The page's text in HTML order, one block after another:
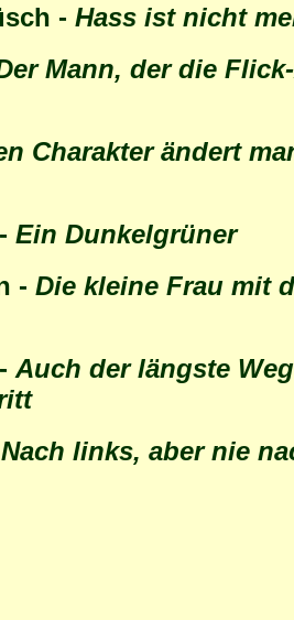
- Hass ist nicht
Mann, der die
Charakter ändert
Ein Dunkelgrüner
- Die kleine Frau mit
Auch der längste
Nach links, aber nie